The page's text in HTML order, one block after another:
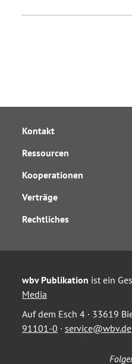
Kontakt
Ressourcen
Kooperationen
Verträge
Rechtliches
wbv Publikation ist ein
Media
Auf dem Esch 4 · 33619
91101-0 · service@wbv.de